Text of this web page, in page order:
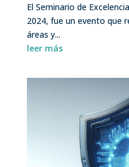
El Seminario de
2024, fue un evento que
áreas y...
leer más